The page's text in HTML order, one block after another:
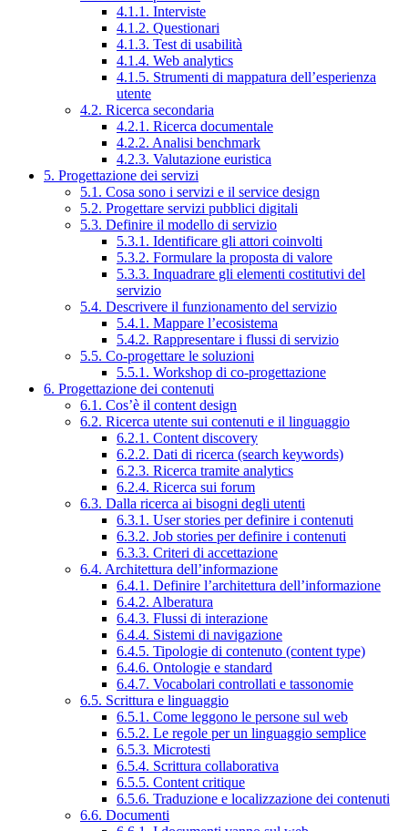
4.1.1. Interviste
4.1.2. Questionari
4.1.3. Test di usabilità
4.1.4. Web analytics
4.1.5. Strumenti di mappatura dell’esperienza
utente
4.2. Ricerca secondaria
4.2.1. Ricerca documentale
4.2.2. Analisi benchmark
4.2.3. Valutazione euristica
5. Progettazione dei servizi
5.1. Cosa sono i servizi e il service design
5.2. Progettare servizi pubblici digitali
5.3. Definire il modello di servizio
5.3.1. Identificare gli attori coinvolti
5.3.2. Formulare la proposta di valore
5.3.3. Inquadrare gli elementi costitutivi del
servizio
5.4. Descrivere il funzionamento del servizio
5.4.1. Mappare l’ecosistema
5.4.2. Rappresentare i flussi di servizio
5.5. Co-progettare le soluzioni
5.5.1. Workshop di co-progettazione
6. Progettazione dei contenuti
6.1. Cos’è il content design
6.2. Ricerca utente sui contenuti e il linguaggio
6.2.1. Content discovery
6.2.2. Dati di ricerca (search keywords)
6.2.3. Ricerca tramite analytics
6.2.4. Ricerca sui forum
6.3. Dalla ricerca ai bisogni degli utenti
6.3.1. User stories per definire i contenuti
6.3.2. Job stories per definire i contenuti
6.3.3. Criteri di accettazione
6.4. Architettura dell’informazione
6.4.1. Definire l’architettura dell’informazione
6.4.2. Alberatura
6.4.3. Flussi di interazione
6.4.4. Sistemi di navigazione
6.4.5. Tipologie di contenuto (content type)
6.4.6. Ontologie e standard
6.4.7. Vocabolari controllati e tassonomie
6.5. Scrittura e linguaggio
6.5.1. Come leggono le persone sul web
6.5.2. Le regole per un linguaggio semplice
6.5.3. Microtesti
6.5.4. Scrittura collaborativa
6.5.5. Content critique
6.5.6. Traduzione e localizzazione dei contenuti
6.6. Documenti